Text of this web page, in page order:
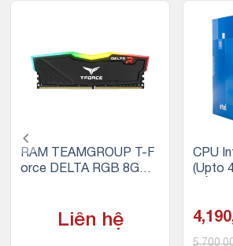
RAM TEAMGROUP T-F
orce DELTA RGB 8GB
Liên hệ
CPU
(Upto
700